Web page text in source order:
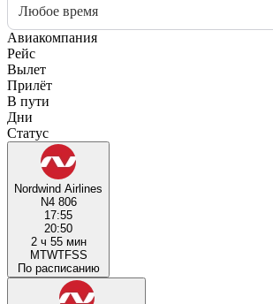
Любое время
Авиакомпания
Рейс
Вылет
Прилёт
В пути
Дни
Статус
Nordwind Airlines
N4 806
17:55
20:50
2 ч 55 мин
MTWTFSS
По расписанию